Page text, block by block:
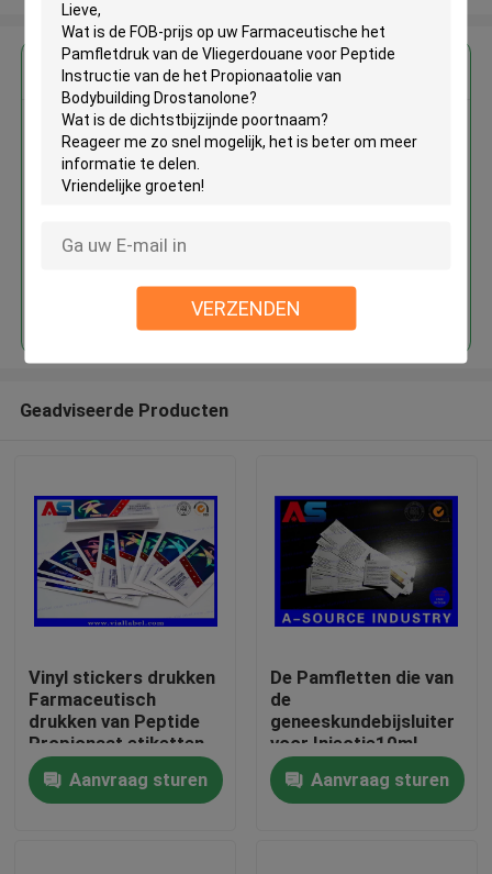
VERZENDEN
Huis
Producten
Krijg de beste prijs voor
Farmaceutische het
Pamfletdruk van de
Vliegerdouane voor Peptide
Doorgaan
Geadviseerde Producten
Vinyl stickers drukken
Farmaceutisch
drukken van Peptide
Propionaat etiketten
voor 2ml vials
Aanvraag sturen
De Pamfletten die van
de
geneeskundebijsluiter
voor Injectie10ml
Vouwbare Grootte
45mm drukken
Aanvraag sturen